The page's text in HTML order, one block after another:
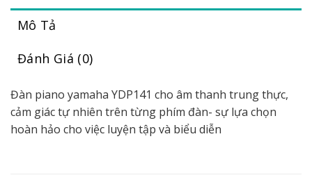
Mô Tả
Đánh Giá (0)
Đàn piano yamaha YDP141 cho âm thanh trung thực,
cảm giác tự nhiên trên từng phím đàn- sự lựa chọn
hoàn hảo cho việc luyện tập và biểu diễn